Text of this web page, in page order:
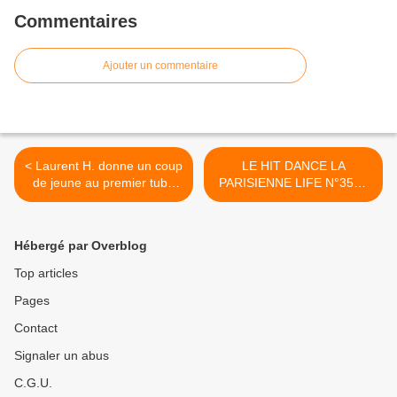
Commentaires
Ajouter un commentaire
< Laurent H. donne un coup
de jeune au premier tube
de Pleasure Game !
LE HIT DANCE LA
PARISIENNE LIFE N°356 -
06 JANVIER 2023 >
Hébergé par Overblog
Top articles
Pages
Contact
Signaler un abus
C.G.U.